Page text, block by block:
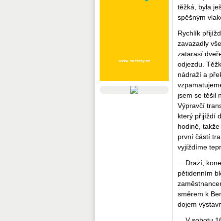
těžká, byla
spěšným
Rychlík
zavazadly
zatarasí
odjezdu.
nádraží a
jsem se těšil
Výpravčí
který přijíždí
hodině,
první částí
vyjíždíme
... Drazí,
pětidenním
směrem k
dojem